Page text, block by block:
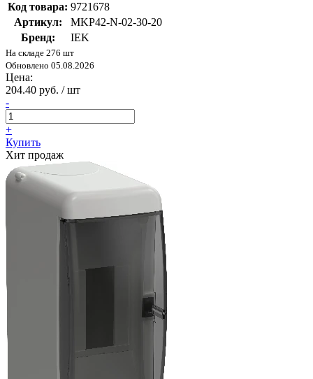
Код товара: 9721678
Артикул:
MKP42-N-02-30-20
Бренд:
IEK
На складе 276 шт
Обновлено 05.08.2026
Цена:
204.40 руб. / шт
-
+
Купить
Хит продаж